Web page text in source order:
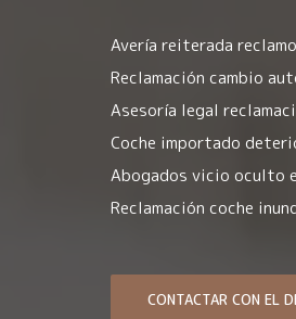
Avería reiterada
Reclamación cambio
Asesoría legal
Coche importado
Abogados vicio oculto
Reclamación coche
CONTACTAR CON EL